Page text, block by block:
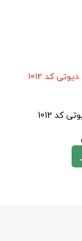
کد 1012